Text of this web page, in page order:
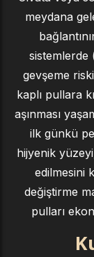
meydana
sistemlerde
gevşeme
kaplı pullara
aşınması
ilk günkü
hijyenik
edilmesini
değiştirme
pulları